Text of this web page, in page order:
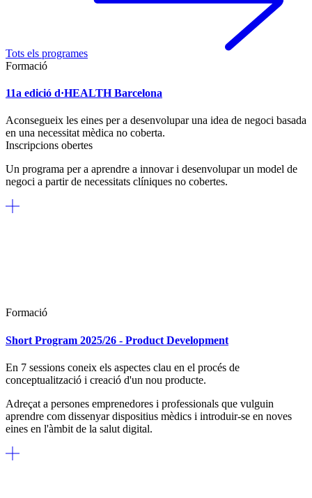
Tots els programes
Formació
11a edició d·HEALTH Barcelona
Aconsegueix les eines per a desenvolupar una idea de negoci basada
en una necessitat mèdica no coberta.
Inscripcions obertes
Un programa per a aprendre a innovar i desenvolupar un model de
negoci a partir de necessitats clíniques no cobertes.
Formació
Short Program 2025/26 - Product Development
En 7 sessions coneix els aspectes clau en el procés de
conceptualització i creació d'un nou producte.
Adreçat a persones emprenedores i professionals que vulguin
aprendre com dissenyar dispositius mèdics i introduir-se en noves
eines en l'àmbit de la salut digital.